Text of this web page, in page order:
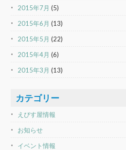
2015年7月 (5)
2015年6月 (13)
2015年5月 (22)
2015年4月 (6)
2015年3月 (13)
カテゴリー
えびす屋情報
お知らせ
イベント情報